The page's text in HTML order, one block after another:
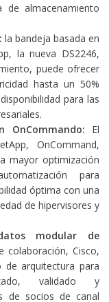
almacenamiento
la bandeja basada en
la nueva DS2246,
puede ofrecer
hasta un 50%
para las
El
OnCommand,
mayor optimización
para
óptima con una
de hipervisores y
modular de
colaboración, Cisco,
arquitectura para
validado y
de socios de canal